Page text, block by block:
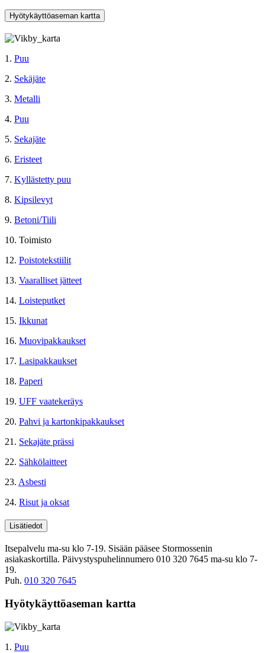
Hyötykäyttöaseman kartta
1. Puu
2. Sekäjäte
3. Metalli
4. Puu
5. Sekajäte
6. Eristeet
7. Kyllästetty puu
8. Kipsilevyt
9. Betoni/Tiili
10. Toimisto
12. Poistotekstiilit
13. Vaaralliset jätteet
14. Loisteputket
15. Ikkunat
16. Muovipakkaukset
17. Lasipakkaukset
18. Paperi
19. UFF vaatekeräys
20. Pahvi ja kartonkipakkaukset
21. Sekajäte prässi
22. Sähkölaitteet
23. Asbesti
24. Risut ja oksat
Lisätiedot
Itsepalvelu ma-su klo 7-19. Sisään pääsee Stormossenin
asiakaskortilla. Päivystyspuhelinnumero 010 320 7645 ma-su klo 7-
19.
Puh. 010 320 7645
Hyötykäyttöaseman kartta
1. Puu